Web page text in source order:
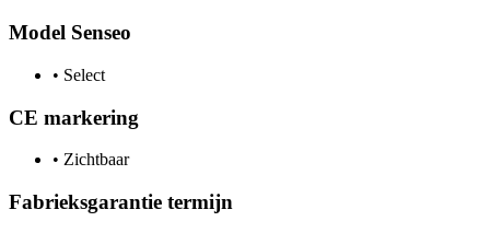
Model Senseo
• Select
CE markering
• Zichtbaar
Fabrieksgarantie termijn